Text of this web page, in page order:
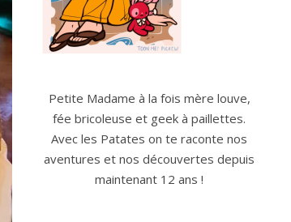
Petite Madame à la fois mère louve,
fée bricoleuse et geek à paillettes.
Avec les Patates on te raconte nos
aventures et nos découvertes depuis
maintenant 12 ans !